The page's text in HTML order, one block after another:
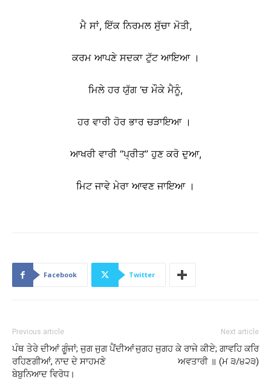
ਮੈ ਸਾਂ, ਇੱਕ ਨਿਰਮਲ ਸੁੱਚਾ ਮੋਤੀ,
ਕਰਮ ਆਪਣੇ ਸਦਕਾ ਟੁੱਟ ਆਇਆ ।
ਮਿਲੇ ਹਰ ਯੁੱਗ ‘ਚ ਮੌਕੇ ਮੈਨੂੰ,
ਹਰ ਵਾਰੀ ਹੋਰ ਭਾਰ ਚੜਾਇਆ ।
ਆਖਰੀ ਵਾਰੀ “ਪ੍ਰੀਤ” ਹੁਣ ਕਰੋ ਦੁਆ,
ਮਿਟ ਜਾਵੇ ਮੇਰਾ ਆਵਣ ਜਾਇਆ ।
Facebook Twitter
Previous article
ਪੰਥ ਤੇਰੇ ਦੀਆਂ ਗੂੰਜਾਂ; ਜੁਗ ਜੁਗ ਪੈਂਦੀਆਂ
ਰਹਿਣਗੀਆਂ, ਨਾਦ ਦੇ ਸਾਹਮਣੇ
ਬੇਬੁਨਿਆਦ ਵਿਰੋਧ।
Next article
ਜੁਗਹ ਜੁਗਹ ਕੇ ਰਾਜੇ ਕੀਏ; ਗਾਵਹਿ ਕਰਿ
ਅਵਤਾਰੀ ॥ (ਮ ੩/੪੨੩)